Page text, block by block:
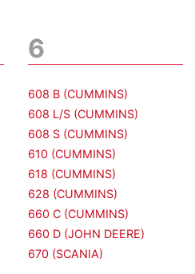
6
608 B (CUMMINS)
608 L/S (CUMMINS)
608 S (CUMMINS)
610 (CUMMINS)
618 (CUMMINS)
628 (CUMMINS)
660 C (CUMMINS)
660 D (JOHN DEERE)
670 (SCANIA)